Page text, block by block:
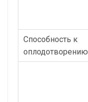
Способность к
оплодотворению